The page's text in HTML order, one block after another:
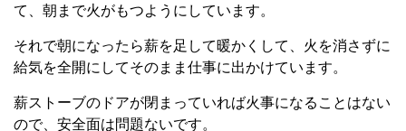
て、朝まで火がもつようにしています。
それで朝になったら薪を足して暖かくして、火を消さずに
給気を全開にしてそのまま仕事に出かけています。
薪ストーブのドアが閉まっていれば火事になることはない
ので、安全面は問題ないです。